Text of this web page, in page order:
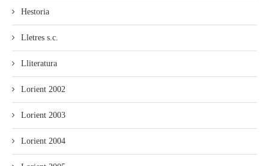
Hestoria
Lletres s.c.
Lliteratura
Lorient 2002
Lorient 2003
Lorient 2004